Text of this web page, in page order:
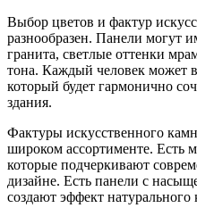
Выбор цветов и фактур
разнообразен. Панели могут
гранита, светлые оттенки
тона. Каждый человек может
который будет гармонично
здания.
Фактуры искусственного
широком ассортименте. Есть
которые подчеркивают
дизайне. Есть панели с
создают эффект